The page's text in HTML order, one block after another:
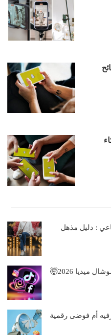
: دليل مذهل
2026🤯
أم فوضى رقمية